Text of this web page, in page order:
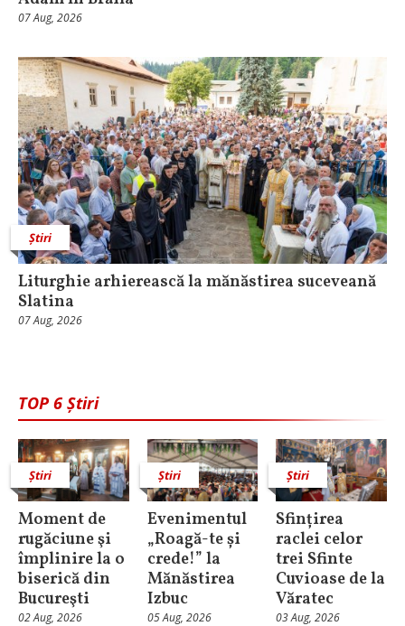
07 Aug, 2026
Știri
Liturghie arhierească la mănăstirea suceveană
Slatina
07 Aug, 2026
TOP 6 Știri
Știri
Moment de
rugăciune şi
împlinire la o
biserică din
Bucureşti
02 Aug, 2026
Știri
Evenimentul
„Roagă-te și
crede!” la
Mănăstirea
Izbuc
05 Aug, 2026
Știri
Sfințirea
raclei celor
trei Sfinte
Cuvioase de la
Văratec
03 Aug, 2026